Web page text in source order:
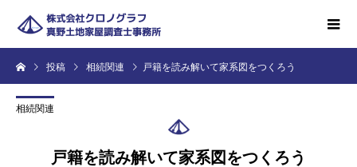
投稿 相続関連 戸籍を読み解いて家系図をつくろう
相続関連
戸籍を読み解いて家系図をつくろう